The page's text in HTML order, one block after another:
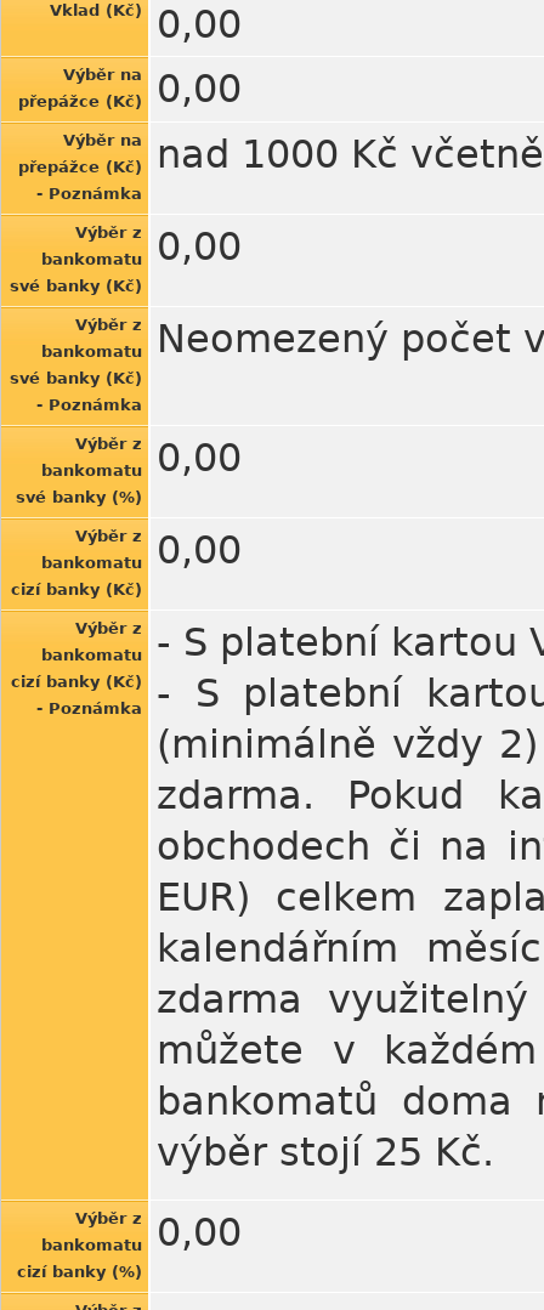
Vklad (Kč) 0,00
Výběr na
přepážce (Kč)
0,00
Výběr na
přepážce (Kč)
- Poznámka
nad 1000 Kč
Výběr z
bankomatu
své banky (Kč)
0,00
Výběr z
bankomatu
své banky (Kč)
- Poznámka
Neomezený počet
Výběr z
bankomatu
své banky (%)
0,00
Výběr z
bankomatu
cizí banky (Kč)
0,00
Výběr z
bankomatu
cizí banky (Kč)
- Poznámka
- S platební kartou
- S platební
(minimálně vždy
zdarma. Pokud
obchodech či na
EUR) celkem
kalendářním
zdarma
můžete v
bankomatů doma
výběr stojí 25 Kč.
Výběr z
bankomatu
cizí banky (%)
0,00